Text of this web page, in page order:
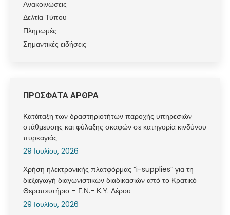
Ανακοινώσεις
Δελτία Τύπου
Πληρωμές
Σημαντικές ειδήσεις
ΠΡΟΣΦΑΤΑ ΑΡΘΡΑ
Κατάταξη των δραστηριοτήτων παροχής υπηρεσιών
στάθμευσης και φύλαξης σκαφών σε κατηγορία κινδύνου
πυρκαγιάς
29 Ιουλίου, 2026
Χρήση ηλεκτρονικής πλατφόρμας “i-supplies” για τη
διεξαγωγή διαγωνιστικών διαδικασιών από το Κρατικό
Θεραπευτήριο – Γ.Ν.- Κ.Υ. Λέρου
29 Ιουλίου, 2026